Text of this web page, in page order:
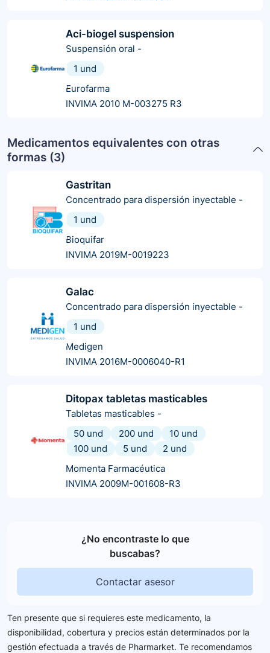
Aci-biogel suspension
Suspensión oral -
1 und
Eurofarma
INVIMA 2010 M-003275 R3
Medicamentos equivalentes con otras
formas (3)
Gastritan
Concentrado para dispersión inyectable -
1 und
Bioquifar
INVIMA 2019M-0019223
Galac
Concentrado para dispersión inyectable -
1 und
Medigen
INVIMA 2016M-0006040-R1
Ditopax tabletas masticables
Tabletas masticables -
50 und
200 und
10 und
100 und
5 und
2 und
Momenta Farmacéutica
INVIMA 2009M-001608-R3
¿No encontraste lo que
buscabas?
Contactar asesor
Ten presente que si requieres este medicamento, la
disponibilidad, cobertura y precios están determinados por la
gestión efectuada a través de Pharmarket. Te recomendamos